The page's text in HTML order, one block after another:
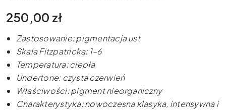
250,00 zł
Zastosowanie: pigmentacja ust
Skala Fitzpatricka: 1–6
Temperatura: ciepła
Undertone: czysta czerwień
Właściwości: pigment nieorganiczny
Charakterystyka: nowoczesna klasyka, intensywna i